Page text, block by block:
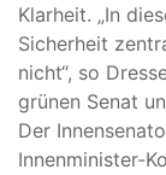
Klarheit. „In
Sicherheit
nicht“, so
grünen Senat
Der
Innenminister-